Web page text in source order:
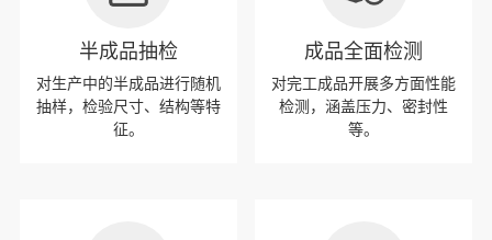
半成品抽检
对生产中的半成品进行随机
抽样，检验尺寸、结构等特
征。
成品全面检测
对完工成品开展多方面性能
检测，涵盖压力、密封性
等。